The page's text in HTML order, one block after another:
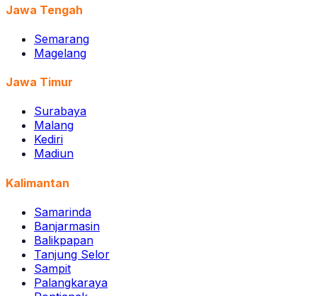
Jawa Tengah
Semarang
Magelang
Jawa Timur
Surabaya
Malang
Kediri
Madiun
Kalimantan
Samarinda
Banjarmasin
Balikpapan
Tanjung Selor
Sampit
Palangkaraya